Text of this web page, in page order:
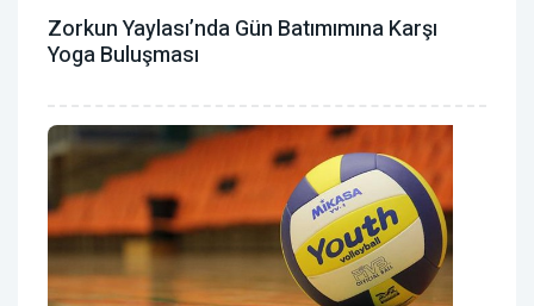
Zorkun Yaylası’nda Gün Batımımına Karşı
Yoga Buluşması